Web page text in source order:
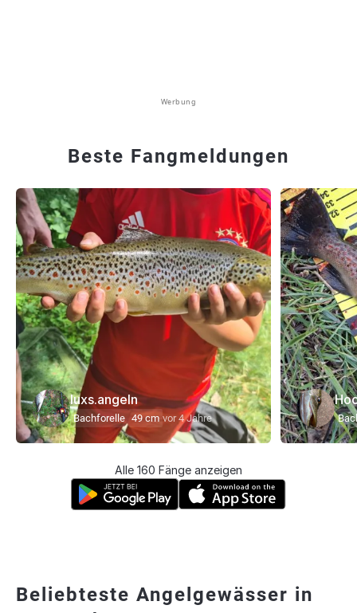
Werbung
Beste Fangmeldungen
luxs.angeln
Bachforelle 49 cm vor 4 Jahre
Alle 160 Fänge anzeigen
Beliebteste Angelgewässer in